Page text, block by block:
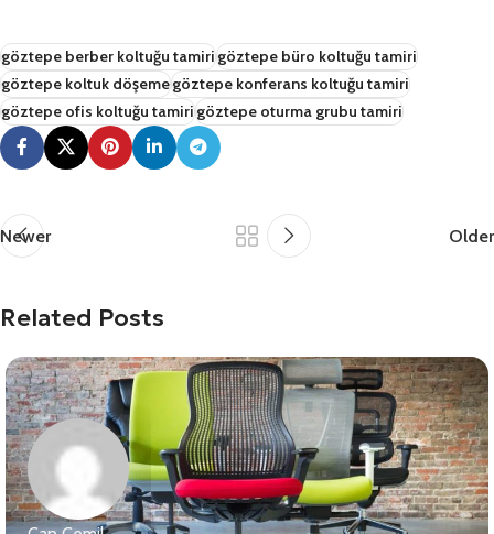
göztepe berber koltuğu tamirigöztepe büro koltuğu tamiri
göztepe koltuk döşemegöztepe konferans koltuğu tamiri
göztepe ofis koltuğu tamirigöztepe oturma grubu tamiri
Newer Older
Related Posts